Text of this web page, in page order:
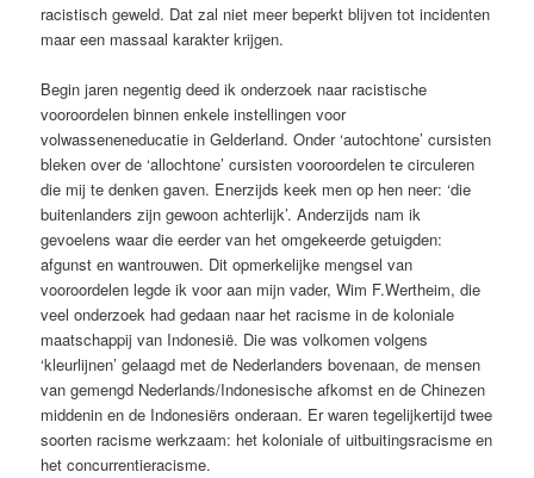
racistisch geweld. Dat zal niet meer beperkt blijven tot incidenten
maar een massaal karakter krijgen.
Begin jaren negentig deed ik onderzoek naar racistische
vooroordelen binnen enkele instellingen voor
volwasseneneducatie in Gelderland. Onder ‘autochtone’ cursisten
bleken over de ‘allochtone’ cursisten vooroordelen te circuleren
die mij te denken gaven. Enerzijds keek men op hen neer: ‘die
buitenlanders zijn gewoon achterlijk’. Anderzijds nam ik
gevoelens waar die eerder van het omgekeerde getuigden:
afgunst en wantrouwen. Dit opmerkelijke mengsel van
vooroordelen legde ik voor aan mijn vader, Wim F.Wertheim, die
veel onderzoek had gedaan naar het racisme in de koloniale
maatschappij van Indonesië. Die was volkomen volgens
‘kleurlijnen’ gelaagd met de Nederlanders bovenaan, de mensen
van gemengd Nederlands/Indonesische afkomst en de Chinezen
middenin en de Indonesiërs onderaan. Er waren tegelijkertijd twee
soorten racisme werkzaam: het koloniale of uitbuitingsracisme en
het concurrentieracisme.